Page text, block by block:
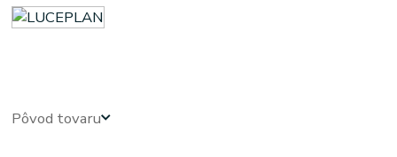
Pôvod tovaru